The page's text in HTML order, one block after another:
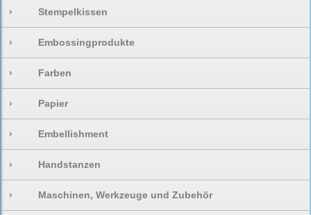
› Stempelkissen
› Embossingprodukte
› Farben
› Papier
› Embellishment
› Handstanzen
› Maschinen, Werkzeuge und Zubehör